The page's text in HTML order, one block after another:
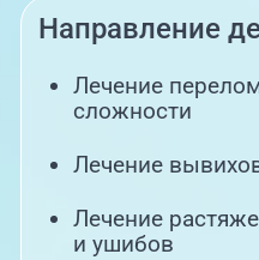
Направление
Лечение
сложности
Лечение
Лечение
и ушибов